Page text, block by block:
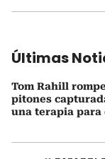
Últimas
Tom Rahill
pitones
una terapia para